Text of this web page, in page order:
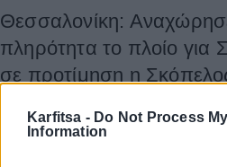
Karfitsa - Do Not Process
Information
Θεσσαλονίκη:
πληρότητα το πλοίο
σε προτίμηση η
Με 100% πληρότητα αναχώρησε
το ταχύπλοο Speedrunner της